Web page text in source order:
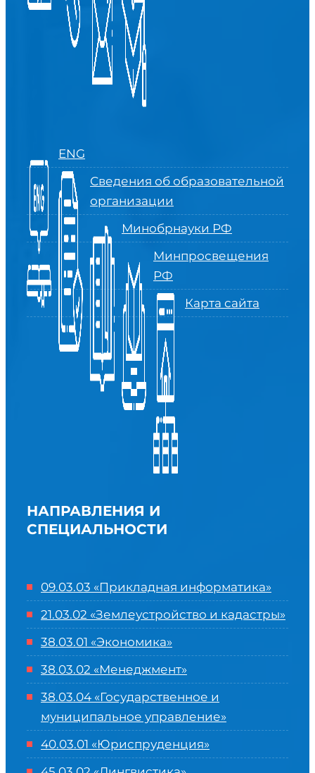
ENG
Сведения об образовательной
организации
Минобрнауки РФ
Минпросвещения
РФ
Карта сайта
НАПРАВЛЕНИЯ И
СПЕЦИАЛЬНОСТИ
09.03.03 «Прикладная информатика»
21.03.02 «Землеустройство и кадастры»
38.03.01 «Экономика»
38.03.02 «Менеджмент»
38.03.04 «Государственное и
муниципальное управление»
40.03.01 «Юриспруденция»